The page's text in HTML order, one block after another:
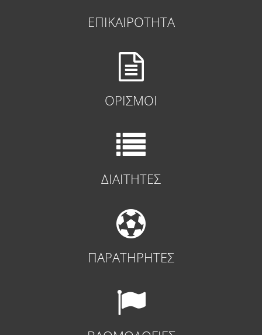
ΕΠΙΚΑΙΡΟΤΗΤΑ
ΟΡΙΣΜΟΙ
ΔΙΑΙΤΗΤΕΣ
ΠΑΡΑΤΗΡΗΤΕΣ